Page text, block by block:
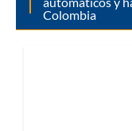
Colombia